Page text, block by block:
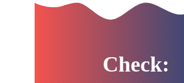
Check: